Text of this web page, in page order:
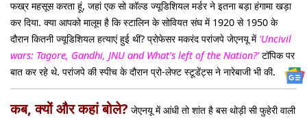
फख्र महसूस करता हूं, जहां एक सो कॉल्ड ज्यूडिशियल मर्डर ने इतना बड़ा हंगामा खड़ा
कर दिया. क्या आपको मालूम है कि स्टालिन के सोवियत संघ में 1920 से 1950 के
दौरान कितनी ज्यूडिशियल हत्याएं हुई थीं? प्रोफेसर मकरंद परांजपे जेएनयू में 'Uncivil
wars: Tagore, Gandhi, JNU and What's left of the Nation?' टॉपिक पर
बात कर रहे थे. परांजपे की स्पीच के दौरान प्रो-लेफ्ट स्टूडेंट्स ने नारेबाजी भी की.
कब, क्यों और कहां बोले? जेएनयू में आंधी तो शांत है बस थोड़ी सी फुहेरी वाली